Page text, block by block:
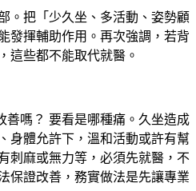
。把「少久坐、多活動、姿勢顧
發揮輔助作用。再次強調，若背
這些都不能取代就醫。
善嗎？ 要看是哪種痛。久坐造成
身體允許下，溫和活動或許有幫
刺麻或無力等，必須先就醫，不
保證改善，務實做法是先讓專業